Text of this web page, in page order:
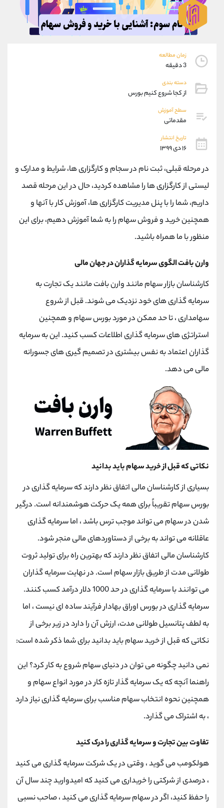
زمان مطالعه
3 دقیقه
دسته بندی
از کجا شروع کنیم بورس
سطح آموزش
مقدماتی
تاریخ انتشار
۱۶ دی ۱۳۹۹
در مرحله قبلی، ثبت نام در سجام و کارگزاری ها، شرایط و مدارک و
لیستی از کارگزاری ها را مشاهده کردید، حال در این مرحله قصد
داریم، شما را با پنل مدیریت کارگزاری ها، آموزش کار با آنها و
همچنین خرید و فروش سهام را به شما آموزش دهیم، برای این
منظور با ما همراه باشید.
وارن بافت الگوی سرمایه گذاران در جهان مالی
کارشناسان بازار سهام مانند وارن بافت مانند یک تجارت به
سرمایه گذاری های خود نزدیک می شوند. قبل از شروع
سهامداری ، تا حد ممکن در مورد بورس سهام و همچنین
استراتژی های سرمایه گذاری اطلاعات کسب کنید. این به سرمایه
گذاران اعتماد به نفس بیشتری در تصمیم گیری های جسورانه
مالی می دهد.
نکاتی که قبل از خرید سهام باید بدانید
بسیاری از کارشناسان مالی اتفاق نظر دارند که سرمایه گذاری در
بورس سهام تقریباً برای همه یک حرکت هوشمندانه است. درگیر
شدن در سهام می تواند موجب ترس باشد ، اما سرمایه گذاری
عاقلانه می تواند به برخی از دستاوردهای مالی منجر شود.
کارشناسان مالی اتفاق نظر دارند که بهترین راه برای تولید ثروت
طولانی مدت از طریق بازار سهام است. در نهایت سرمایه گذاران
می توانند با سرمایه گذاری در حد 1000 دلار درآمد کسب کنند.
سرمایه گذاری در بورس اوراق بهادار فرآیند ساده ای نیست ، اما
به لطف پتانسیل طولانی مدت، ارزش آن را دارد در زیر برخی از
نکاتی که قبل از خرید سهام باید بدانید برای شما ذکر شده است:
نمی دانید چگونه می توان در دنیای سهام شروع به کار کرد؟ این
راهنما آنچه که یک سرمایه گذار تازه کار در مورد انواع سهام و
همچنین نحوه انتخاب سهام مناسب برای سرمایه گذاری نیاز دارد
، به اشتراک می گذارد.
تفاوت بین تجارت و سرمایه گذاری را درک کنید
هولکومب می گوید ، وقتی در یک شرکت سرمایه گذاری می کنید
، درصدی از شرکتی را خریداری می کنید که امیدوارید چند سال آن
را حفظ کنید، اگر در سهام سرمایه گذاری می کنید ، صاحب نسبی
09927779040
واتساپ شروع گفتگو
تلگرام @Armteam_admin_por
پشتیبان فروش
موبایل
واتساپ
داخلی
اطلاعات تماس (دفتر فروش)
021-22021030
بدون پیش شماره 90001030
اینستاگرام @alireza.mehrabii
@alirezamehrabi_com
کانال بله